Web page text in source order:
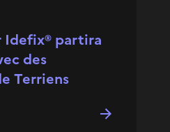
Idefix® partira
des
Terriens